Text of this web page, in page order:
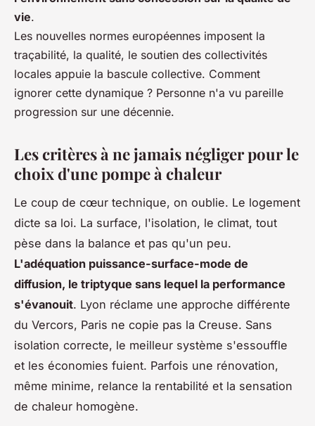
vie.
Les nouvelles normes européennes imposent la
traçabilité, la qualité, le soutien des collectivités
locales appuie la bascule collective. Comment
ignorer cette dynamique ? Personne n'a vu pareille
progression sur une décennie.
Les critères à ne jamais négliger pour le
choix d'une pompe à chaleur
Le coup de cœur technique, on oublie. Le logement
dicte sa loi. La surface, l'isolation, le climat, tout
pèse dans la balance et pas qu'un peu.
L'adéquation puissance-surface-mode de
diffusion, le triptyque sans lequel la performance
s'évanouit. Lyon réclame une approche différente
du Vercors, Paris ne copie pas la Creuse. Sans
isolation correcte, le meilleur système s'essouffle
et les économies fuient. Parfois une rénovation,
même minime, relance la rentabilité et la sensation
de chaleur homogène.